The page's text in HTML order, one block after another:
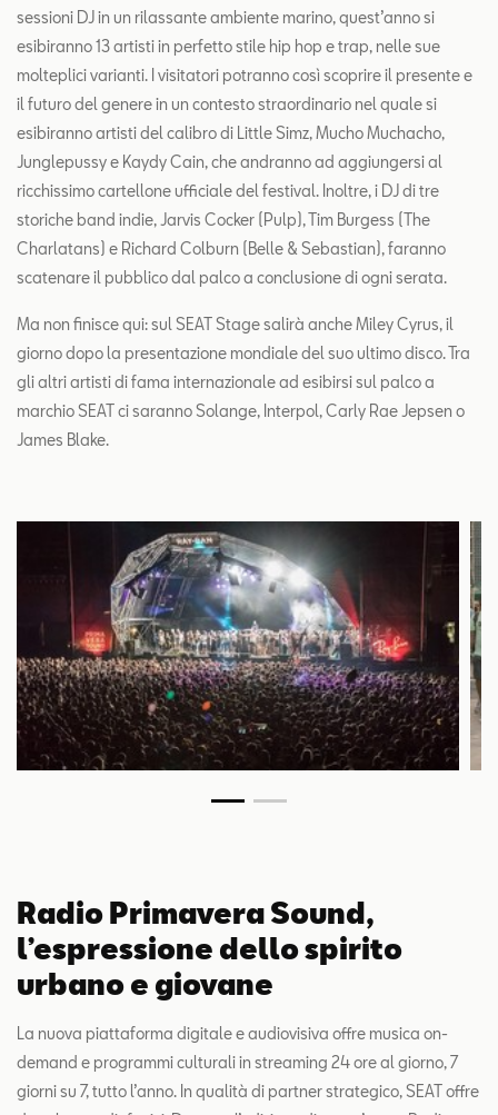
sessioni DJ in un rilassante ambiente marino, quest’anno si
esibiranno 13 artisti in perfetto stile hip hop e trap, nelle sue
molteplici varianti. I visitatori potranno così scoprire il presente e
il futuro del genere in un contesto straordinario nel quale si
esibiranno artisti del calibro di Little Simz, Mucho Muchacho,
Junglepussy e Kaydy Cain, che andranno ad aggiungersi al
ricchissimo cartellone ufficiale del festival. Inoltre, i DJ di tre
storiche band indie, Jarvis Cocker (Pulp), Tim Burgess (The
Charlatans) e Richard Colburn (Belle & Sebastian), faranno
scatenare il pubblico dal palco a conclusione di ogni serata.
Ma non finisce qui: sul SEAT Stage salirà anche Miley Cyrus, il
giorno dopo la presentazione mondiale del suo ultimo disco. Tra
gli altri artisti di fama internazionale ad esibirsi sul palco a
marchio SEAT ci saranno Solange, Interpol, Carly Rae Jepsen o
James Blake.
Radio Primavera Sound,
l’espressione dello spirito
urbano e giovane
La nuova piattaforma digitale e audiovisiva offre musica on-
demand e programmi culturali in streaming 24 ore al giorno, 7
giorni su 7, tutto l’anno. In qualità di partner strategico, SEAT offre